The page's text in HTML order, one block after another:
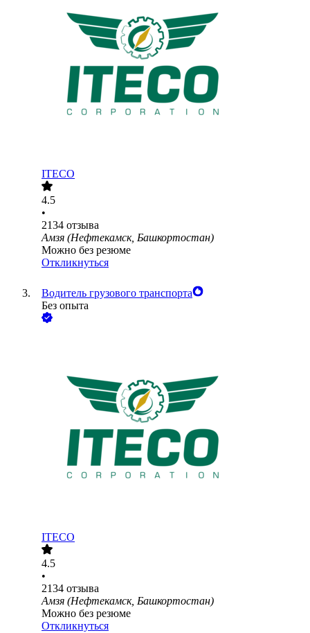
ITECO
4.5
•
2134 отзыва
Амзя (Нефтекамск, Башкортостан)
Можно без резюме
Откликнуться
Водитель грузового транспорта
Без опыта
ITECO
4.5
•
2134 отзыва
Амзя (Нефтекамск, Башкортостан)
Можно без резюме
Откликнуться